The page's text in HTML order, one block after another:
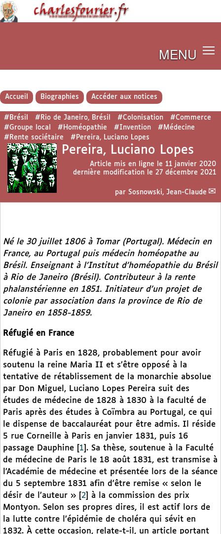
MENU
Accueil Biographies Accéder aux notices
#Brésil #Rio de Janeiro, Brésil #Colonisation
#Commerce
#Groupe local
#Homéopathie #Invention
#Médecine
#Rente sociétaire
#Pereira, Luciano Lopes
Pereira, Luciano Lopes
Article mis en ligne le 11 janvier 2020
dernière modification le 27 décembre 2021
par Sosnowski, Jean-Claude
Né le 30 juillet 1806 à Tomar (Portugal). Médecin en
France, au Portugal puis médecin homéopathe au
Brésil. Enseignant à l’Institut d’homéopathie du Brésil
à Rio de Janeiro (Brésil). Contributeur à la rente
phalanstérienne en 1851. Initiateur d’un projet de
colonie par association dans la province de Rio de
Janeiro en 1858-1859.
Réfugié en France
Réfugié à Paris en 1828, probablement pour avoir
soutenu la reine Maria II et s’être opposé à la
tentative de rétablissement de la monarchie absolue
par Don Miguel, Luciano Lopes Pereira suit des
études de médecine de 1828 à 1830 à la faculté de
Paris après des études à Coïmbra au Portugal, ce qui
le dispense de baccalauréat pour être admis. Il réside
5 rue Corneille à Paris en janvier 1831, puis 16
passage Dauphine
1 . Sa thèse, soutenue à la Faculté
de médecine de Paris le 18 août 1831, est transmise à
l’Académie de médecine et présentée lors de la séance
du 5 septembre 1831 afin d’être remise « selon le
désir de l’auteur »
2
à la commission des prix
Montyon. Selon ses propres dires, il est actif lors de
la lutte contre l’épidémie de choléra qui sévit en
1832. À cette occasion, relate-t-il, un article portant